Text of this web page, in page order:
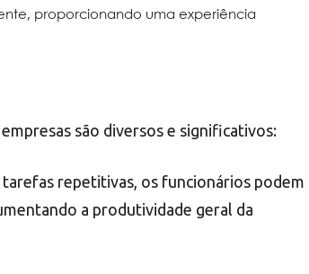
proporcionando uma experiência
são diversos e significativos:
repetitivas, os funcionários podem
a produtividade geral da